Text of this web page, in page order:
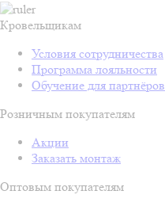
Кровельщикам
Условия сотрудничества
Программа лояльности
Обучение для партнёров
Розничным покупателям
Акции
Заказать монтаж
Оптовым покупателям